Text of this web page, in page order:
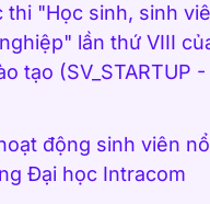
thi "Học sinh, sinh
lần thứ VIII
tạo (SV_STARTUP
động sinh viên
Đại học Intracom